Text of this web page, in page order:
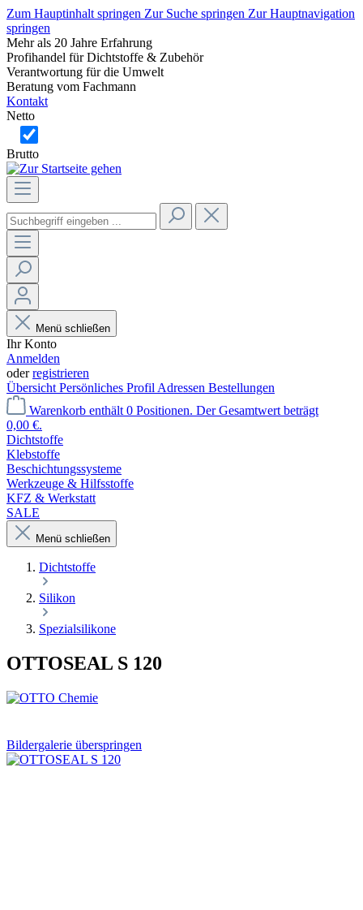
Zum Hauptinhalt springen Zur Suche springen Zur Hauptnavigation
springen
Mehr als 20 Jahre Erfahrung
Profihandel für Dichtstoffe & Zubehör
Verantwortung für die Umwelt
Beratung vom Fachmann
Kontakt
Netto
Brutto
Menü schließen
Ihr Konto
Anmelden
oderregistrieren
Übersicht Persönliches Profil Adressen Bestellungen
Warenkorb enthält 0 Positionen. Der Gesamtwert beträgt
0,00 €.
Dichtstoffe
Klebstoffe
Beschichtungssysteme
Werkzeuge & Hilfsstoffe
KFZ & Werkstatt
SALE
Menü schließen
Dichtstoffe
Silikon
Spezialsilikone
OTTOSEAL S 120
Bildergalerie überspringen